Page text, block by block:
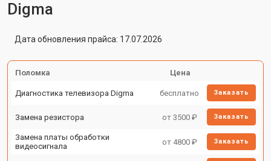
Digma
Дата обновления прайса: 17.07.2026
Поломка Цена
Диагностика телевизора Digma бесплатно Заказать
Замена резистора от 3500 ₽ Заказать
Замена платы обработки
видеосигнала
от 4800 ₽ Заказать